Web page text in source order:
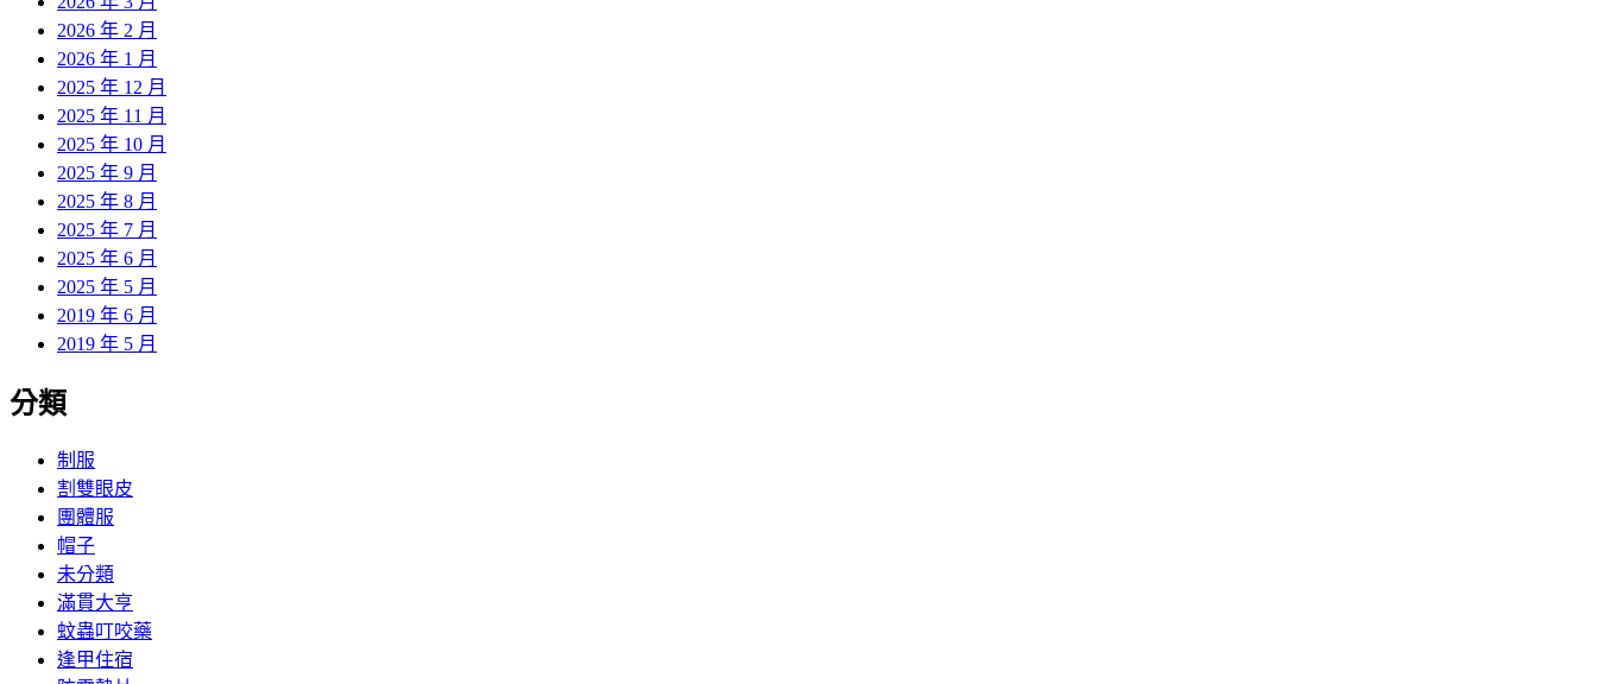
2026 年 2 月
2026 年 1 月
2025 年 12 月
2025 年 11 月
2025 年 10 月
2025 年 9 月
2025 年 8 月
2025 年 7 月
2025 年 6 月
2025 年 5 月
2019 年 6 月
2019 年 5 月
分類
制服
割雙眼皮
團體服
帽子
未分類
滿貫大亨
蚊蟲叮咬藥
逢甲住宿